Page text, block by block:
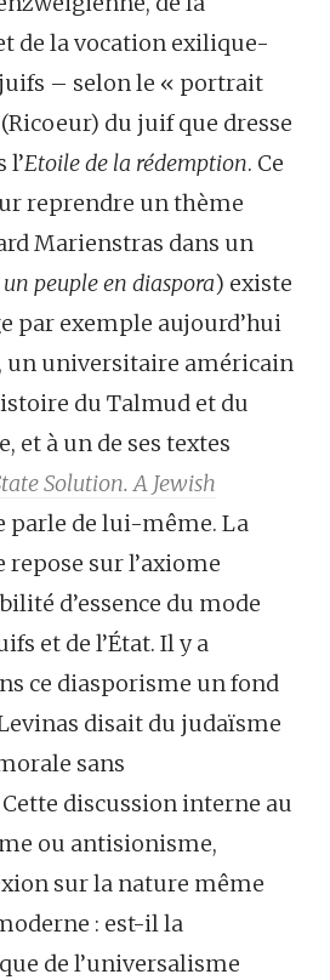
de la vocation exilique-
– selon le « portrait
du juif que dresse
l’Etoile de la rédemption. Ce
reprendre un thème
Marienstras dans un
peuple en diaspora) existe
par exemple aujourd’hui
un universitaire américain
du Talmud et du
et à un de ses textes
Solution. A Jewish
parle de lui-même. La
sur l’axiome
d’essence du mode
et de l’État. Il y a
ce diasporisme un fond
disait du judaïsme
sans
Cette discussion interne au
ou antisionisme,
sur la nature même
: est-il la
de l’universalisme